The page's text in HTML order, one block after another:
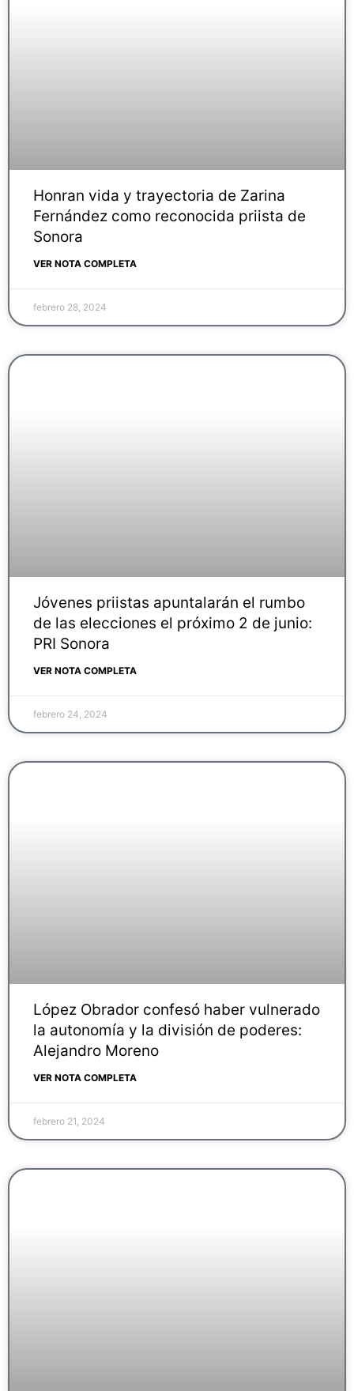
Honran vida y trayectoria de Zarina
Fernández como reconocida priista de
Sonora
VER NOTA COMPLETA
febrero 28, 2024
Jóvenes priistas apuntalarán el rumbo
de las elecciones el próximo 2 de junio:
PRI Sonora
VER NOTA COMPLETA
febrero 24, 2024
López Obrador confesó haber vulnerado
la autonomía y la división de poderes:
Alejandro Moreno
VER NOTA COMPLETA
febrero 21, 2024